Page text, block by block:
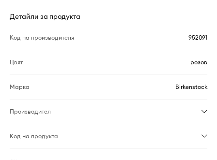
Детайли за продукта
Код на производителя 952091
Цвят розов
Марка Birkenstock
Производител
Код на продукта